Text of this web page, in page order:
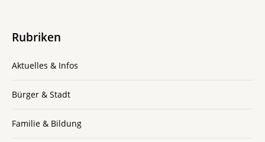
Rubriken
Aktuelles & Infos
Bürger & Stadt
Familie & Bildung